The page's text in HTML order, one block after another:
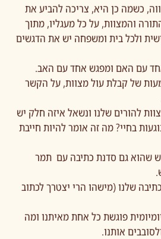
כשמה כן היא, צריכה להביע את
והמצוות, על כל מעגליו, מתוך
ולכל בית ומשפחה יש את הדגשים
עם האם ומפגש אחד עם האב.
של קבלת עול מצוות, על הקשר
להורים שלנו ונשאל איזה חלק יש
בחיי? מה זה אומר להיות חייבת
שהוא גם סדנת כתיבה עם תמר
שלנו (מישהו הרי יצטרך לכתוב
פוגשת כל אחת מאיתנו ומה
אותנו.